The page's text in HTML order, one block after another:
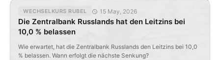
WECHSELKURS RUBEL 15 May, 2026
Die Zentralbank Russlands hat den Leitzins bei
10,0 % belassen
Wie erwartet, hat die Zentralbank Russlands den Leitzins bei 10,0
% belassen. Wann erfolgt die nächste Senkung?